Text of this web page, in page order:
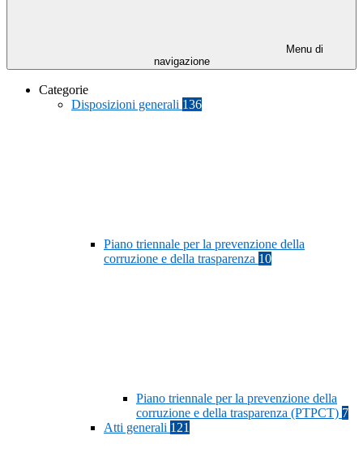
Menu di
navigazione
Categorie
Disposizioni generali 136
Piano triennale per la prevenzione della
corruzione e della trasparenza 10
Piano triennale per la prevenzione della
corruzione e della trasparenza (PTPCT) 7
Atti generali 121